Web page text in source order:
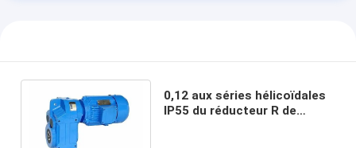
0,12 aux séries hélicoïdales
IP55 du réducteur R de